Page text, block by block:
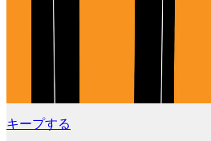
キープする